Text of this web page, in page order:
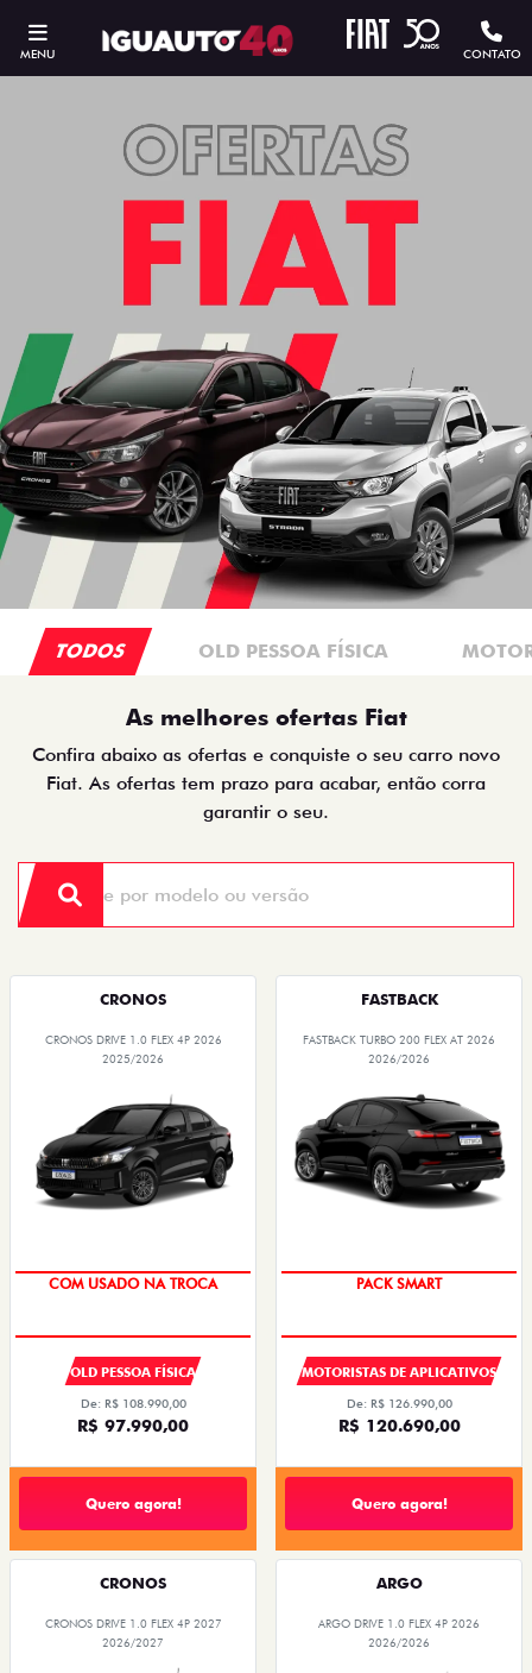
MENU CONTATO
TODOS OLD PESSOA FÍSICA
As melhores ofertas Fiat
Confira abaixo as ofertas e conquiste o seu carro novo
Fiat. As ofertas tem prazo para acabar, então corra
garantir o seu.
CRONOS
CRONOS DRIVE 1.0 FLEX 4P 2026
2025/2026
OLD PESSOA FÍSICA
De: R$ 108.990,00
R$ 97.990,00
Quero agora!
FASTBACK
FASTBACK TURBO 200 FLEX AT 2026
2026/2026
PACK SMART
MOTORISTAS DE APLICATIVOS
De: R$ 126.990,00
R$ 120.690,00
Quero agora!
CRONOS
CRONOS DRIVE 1.0 FLEX 4P 2027
2026/2027
ARGO
ARGO DRIVE 1.0 FLEX 4P 2026
2026/2026